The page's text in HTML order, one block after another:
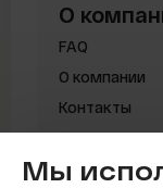
О
FAQ
О компании
Контакты
Мы